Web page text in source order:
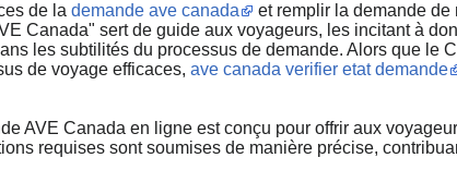
de la demande ave canada
et remplir la demande
Canada" sert de guide aux voyageurs, les incitant à
les subtilités du processus de demande. Alors que le
de voyage efficaces, ave canada verifier etat demande
AVE Canada en ligne est conçu pour offrir aux
requises sont soumises de manière précise,